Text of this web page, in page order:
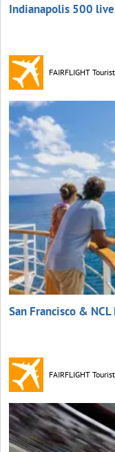
Indianapolis 500 live
FAIRFLIGHT
San Francisco &
FAIRFLIGHT